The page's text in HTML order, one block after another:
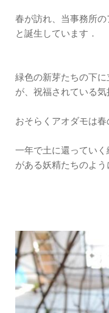
春が訪れ、当事務所
と誕生しています．
緑色の新芽たちの下
が、祝福されている気
おそらくアオダモは
一年で土に還ってい
がある妖精たちのよう